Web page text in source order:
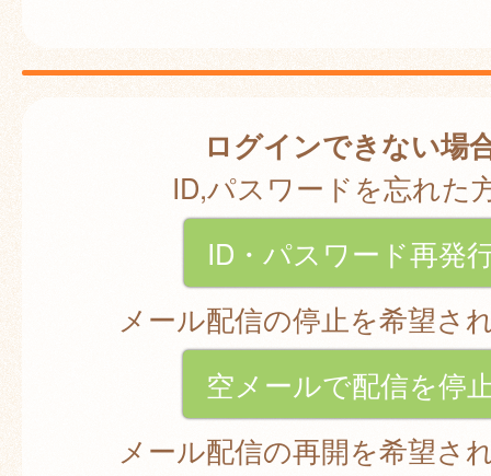
ログインできない場
ID,パスワードを忘れた
ID・パスワード再発
メール配信の停止を希望さ
空メールで配信を停
メール配信の再開を希望さ